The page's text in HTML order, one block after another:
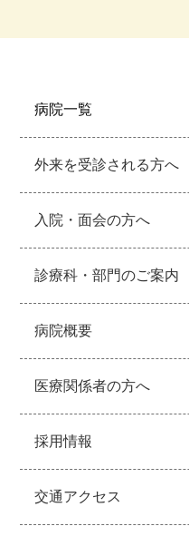
病院一覧
外来を受診される方へ
入院・面会の方へ
診療科・部門のご案内
病院概要
医療関係者の方へ
採用情報
交通アクセス